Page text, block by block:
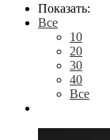
Показать:
Все
10
20
30
40
Все